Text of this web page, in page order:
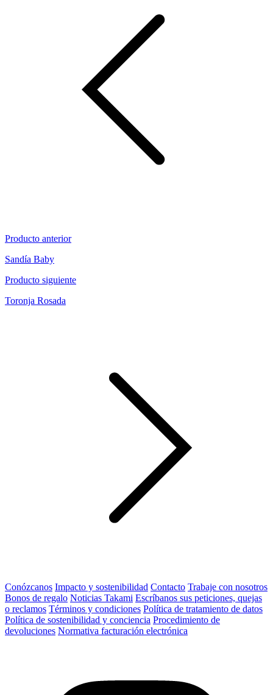
Producto anterior
Sandía Baby
Producto siguiente
Toronja Rosada
Conózcanos Impacto y sostenibilidad Contacto Trabaje con nosotros
Bonos de regalo Noticias Takami Escríbanos sus peticiones, quejas
o reclamos Términos y condiciones Política de tratamiento de datos
Política de sostenibilidad y conciencia Procedimiento de
devoluciones Normativa facturación electrónica